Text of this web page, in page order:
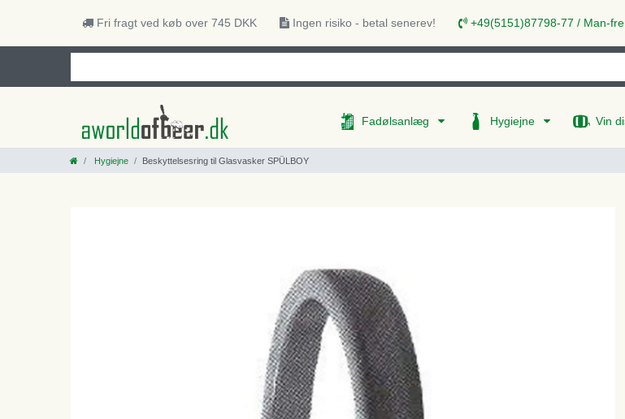
Fri fragt ved køb over 745 DKK Ingen risiko - betal senerev! +49(5151)87798-77 / Man-
Fadølsanlæg Hygiejne Vin
Hygiejne Beskyttelsesring til Glasvasker SPÜLBOY